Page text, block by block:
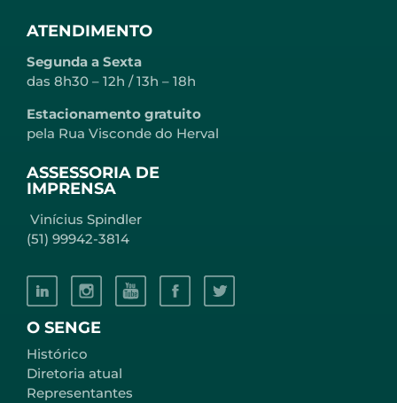
O SENGE
Histórico
Diretoria atual
Representantes
ATENDIMENTO
Segunda a Sexta
das 8h30 – 12h / 13h – 18h
Estacionamento gratuito
pela Rua Visconde do Herval
ASSESSORIA DE
IMPRENSA
Vinícius Spindler
(51) 99942-3814